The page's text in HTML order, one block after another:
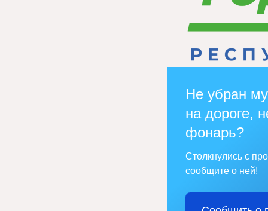
Не убран
на дороге,
фонарь?
Столкнулись с
сообщите о ней!